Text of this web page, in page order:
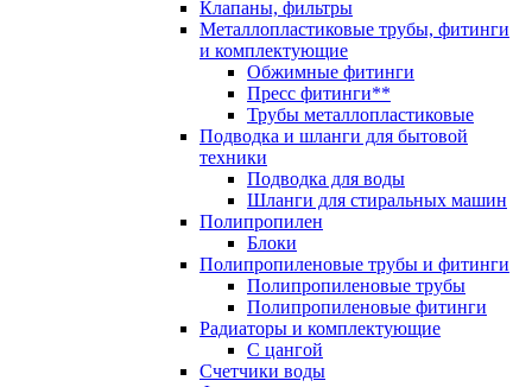
Клапаны, фильтры
Металлопластиковые трубы, фитинги
и комплектующие
Обжимные фитинги
Пресс фитинги**
Трубы металлопластиковые
Подводка и шланги для бытовой
техники
Подводка для воды
Шланги для стиральных машин
Полипропилен
Блоки
Полипропиленовые трубы и фитинги
Полипропиленовые трубы
Полипропиленовые фитинги
Радиаторы и комплектующие
С цангой
Счетчики воды